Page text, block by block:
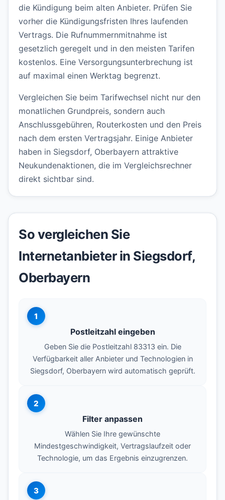
die Kündigung beim alten Anbieter. Prüfen Sie
vorher die Kündigungsfristen Ihres laufenden
Vertrags. Die Rufnummernmitnahme ist
gesetzlich geregelt und in den meisten Tarifen
kostenlos. Eine Versorgungsunterbrechung ist
auf maximal einen Werktag begrenzt.
Vergleichen Sie beim Tarifwechsel nicht nur den
monatlichen Grundpreis, sondern auch
Anschlussgebühren, Routerkosten und den Preis
nach dem ersten Vertragsjahr. Einige Anbieter
haben in Siegsdorf, Oberbayern attraktive
Neukundenaktionen, die im Vergleichsrechner
direkt sichtbar sind.
So vergleichen Sie
Internetanbieter in Siegsdorf,
Oberbayern
1
Postleitzahl eingeben
Geben Sie die Postleitzahl 83313 ein. Die
Verfügbarkeit aller Anbieter und Technologien in
Siegsdorf, Oberbayern wird automatisch geprüft.
2
Filter anpassen
Wählen Sie Ihre gewünschte
Mindestgeschwindigkeit, Vertragslaufzeit oder
Technologie, um das Ergebnis einzugrenzen.
3